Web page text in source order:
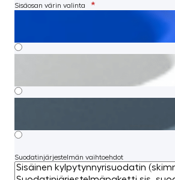
Sisäosan värin valinta *
Suodatinjärjestelmän vaihtoehdot